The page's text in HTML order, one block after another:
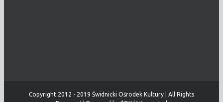
Copyright 2012 - 2019 Świdnicki Ośrodek Kultury | All Rights